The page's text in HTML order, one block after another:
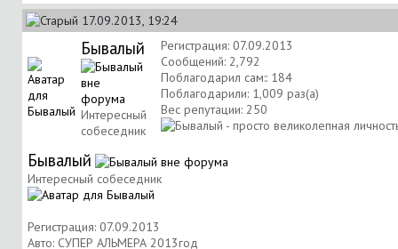
17.09.2013, 19:24
Бывалый
Интересный
собеседник
Регистрация: 07.09.2013
Сообщений: 2,792
Поблагодарил сам:: 184
Поблагодарили: 1,009 раз(а)
Вес репутации: 250
Бывалый
Интересный собеседник
Регистрация: 07.09.2013
Авто: СУПЕР АЛЬМЕРА 2013год